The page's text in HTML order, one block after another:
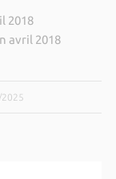
2018
avril 2018